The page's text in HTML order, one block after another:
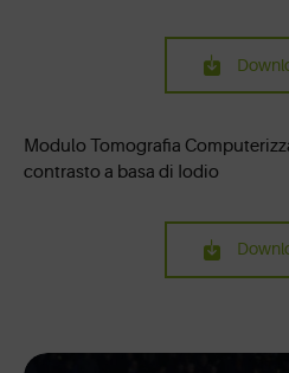
Modulo Tomografia
contrasto a basa di Iodio